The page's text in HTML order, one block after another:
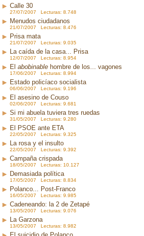
Calle 30
27/07/2007 Lecturas: 8.748
Menudos ciudadanos
21/07/2007 Lecturas: 8.476
Prisa mata
21/07/2007 Lecturas: 9.035
La caída de la casa... Prisa
12/07/2007 Lecturas: 8.954
El abobinable hombre de los... vagones
17/06/2007 Lecturas: 8.994
Estado policíaco socialista
06/06/2007 Lecturas: 9.196
El asesino de Couso
02/06/2007 Lecturas: 9.681
Si mi abuela tuviera tres ruedas
31/05/2007 Lecturas: 9.280
El PSOE ante ETA
22/05/2007 Lecturas: 9.325
La rosa y el insulto
22/05/2007 Lecturas: 9.392
Campaña crispada
18/05/2007 Lecturas: 10.127
Demasiada política
17/05/2007 Lecturas: 8.834
Polanco... Post-Franco
16/05/2007 Lecturas: 9.985
Cadeneando: la 2 de Zetapé
13/05/2007 Lecturas: 9.076
La Garzona
13/05/2007 Lecturas: 8.982